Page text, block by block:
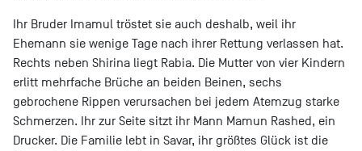
Ihr Bruder Imamul tröstet sie auch deshalb, weil ihr
Ehemann sie wenige Tage nach ihrer Rettung verlassen hat.
Rechts neben Shirina liegt Rabia. Die Mutter von vier Kindern
erlitt mehrfache Brüche an beiden Beinen, sechs
gebrochene Rippen verursachen bei jedem Atemzug starke
Schmerzen. Ihr zur Seite sitzt ihr Mann Mamun Rashed, ein
Drucker. Die Familie lebt in Savar, ihr größtes Glück ist die